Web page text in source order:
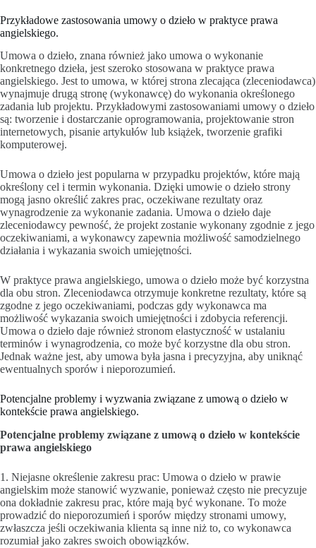
Przykładowe zastosowania umowy o dzieło w praktyce prawa
angielskiego.
Umowa o dzieło, znana również jako umowa o wykonanie
konkretnego dzieła, jest szeroko stosowana w praktyce prawa
angielskiego. Jest to umowa, w której strona zlecająca (zleceniodawca)
wynajmuje drugą stronę (wykonawcę) do wykonania określonego
zadania lub projektu. Przykładowymi zastosowaniami umowy o dzieło
są: tworzenie i dostarczanie oprogramowania, projektowanie stron
internetowych, pisanie artykułów lub książek, tworzenie grafiki
komputerowej.
Umowa o dzieło jest popularna w przypadku projektów, które mają
określony cel i termin wykonania. Dzięki umowie o dzieło strony
mogą jasno określić zakres prac, oczekiwane rezultaty oraz
wynagrodzenie za wykonanie zadania. Umowa o dzieło daje
zleceniodawcy pewność, że projekt zostanie wykonany zgodnie z jego
oczekiwaniami, a wykonawcy zapewnia możliwość samodzielnego
działania i wykazania swoich umiejętności.
W praktyce prawa angielskiego, umowa o dzieło może być korzystna
dla obu stron. Zleceniodawca otrzymuje konkretne rezultaty, które są
zgodne z jego oczekiwaniami, podczas gdy wykonawca ma
możliwość wykazania swoich umiejętności i zdobycia referencji.
Umowa o dzieło daje również stronom elastyczność w ustalaniu
terminów i wynagrodzenia, co może być korzystne dla obu stron.
Jednak ważne jest, aby umowa była jasna i precyzyjna, aby uniknąć
ewentualnych sporów i nieporozumień.
Potencjalne problemy i wyzwania związane z umową o dzieło w
kontekście prawa angielskiego.
Potencjalne problemy związane z umową o dzieło w kontekście
prawa angielskiego
1. Niejasne określenie zakresu prac: Umowa o dzieło w prawie
angielskim może stanowić wyzwanie, ponieważ często nie precyzuje
ona dokładnie zakresu prac, które mają być wykonane. To może
prowadzić do nieporozumień i sporów między stronami umowy,
zwłaszcza jeśli oczekiwania klienta są inne niż to, co wykonawca
rozumiał jako zakres swoich obowiązków.